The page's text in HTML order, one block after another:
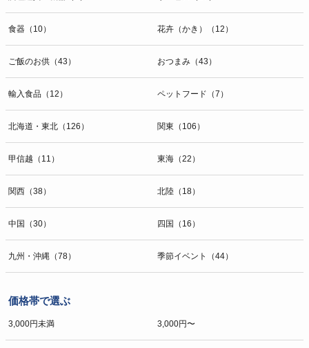
食器（10） 花卉（かき）（12）
ご飯のお供（43） おつまみ（43）
輸入食品（12） ペットフード（7）
北海道・東北（126） 関東（106）
甲信越（11） 東海（22）
関西（38） 北陸（18）
中国（30） 四国（16）
九州・沖縄（78） 季節イベント（44）
価格帯で選ぶ
3,000円未満 3,000円〜